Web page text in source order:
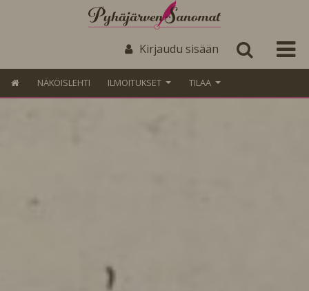
Kirjaudu sisään
NÄKÖISLEHTI ILMOITUKSET TILAA